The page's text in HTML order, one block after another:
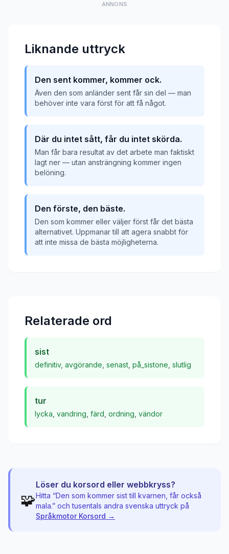
ANNONS
Liknande uttryck
Den sent kommer, kommer ock.
Även den som anländer sent får sin del — man
behöver inte vara först för att få något.
Där du intet sått, får du intet skörda.
Man får bara resultat av det arbete man faktiskt
lagt ner — utan ansträngning kommer ingen
belöning.
Den förste, den bäste.
Den som kommer eller väljer först får det bästa
alternativet. Uppmanar till att agera snabbt för
att inte missa de bästa möjligheterna.
Relaterade ord
sist
definitiv, avgörande senast på_sistone slutlig
tur
lycka vandring färd ordning vändor
🧩
Löser du korsord eller webbkryss?
Hitta “Den som kommer sist till kvarnen, får också
mala.” och tusentals andra svenska uttryck på
Språkmotor Korsord →